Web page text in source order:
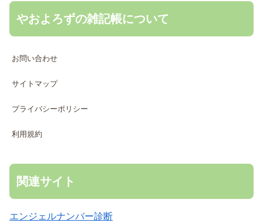
やおよろずの雑記帳について
お問い合わせ
サイトマップ
プライバシーポリシー
利用規約
関連サイト
エンジェルナンバー診断